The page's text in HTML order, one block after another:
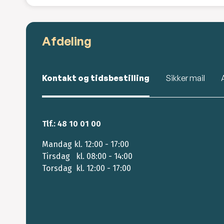
Afdeling
Kontakt og tidsbestilling Sikker mail
Tlf.: 48 10 01 00
Mandag kl. 12:00 - 17:00
Tirsdag kl. 08:00 - 14:00
Torsdag kl. 12:00 - 17:00